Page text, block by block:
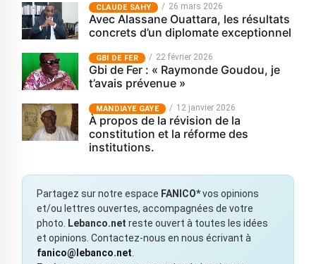
CLAUDE SAHY 26 mars 2026
Avec Alassane Ouattara, les résultats
concrets d’un diplomate exceptionnel
GBI DE FER 22 février 2026
Gbi de Fer : « Raymonde Goudou, je
t’avais prévenue »
MANDIAYE GAYE 12 janvier 2026
À propos de la révision de la
constitution et la réforme des
institutions.
Partagez sur notre espace FANICO*vos opinions
et/ou lettres ouvertes, accompagnées de votre
photo.
Lebanco.net reste ouvert à toutes les idées
et opinions. Contactez-nous en nous écrivant à
fanico@lebanco.net